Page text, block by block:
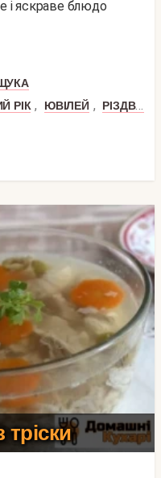
і яскраве блюдо
РІК , ЮВІЛЕЙ ,
РІЗДВО